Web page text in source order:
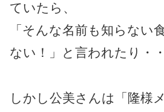
ていたら、
「そんな名前も知らない
ない！」と言われたり・
しかし公美さんは「隆様